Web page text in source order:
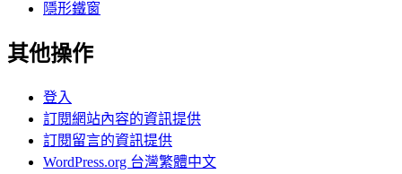
隱形鐵窗
其他操作
登入
訂閱網站內容的資訊提供
訂閱留言的資訊提供
WordPress.org 台灣繁體中文